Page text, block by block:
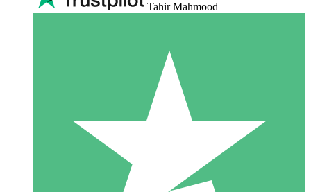
Tahir Mahmood